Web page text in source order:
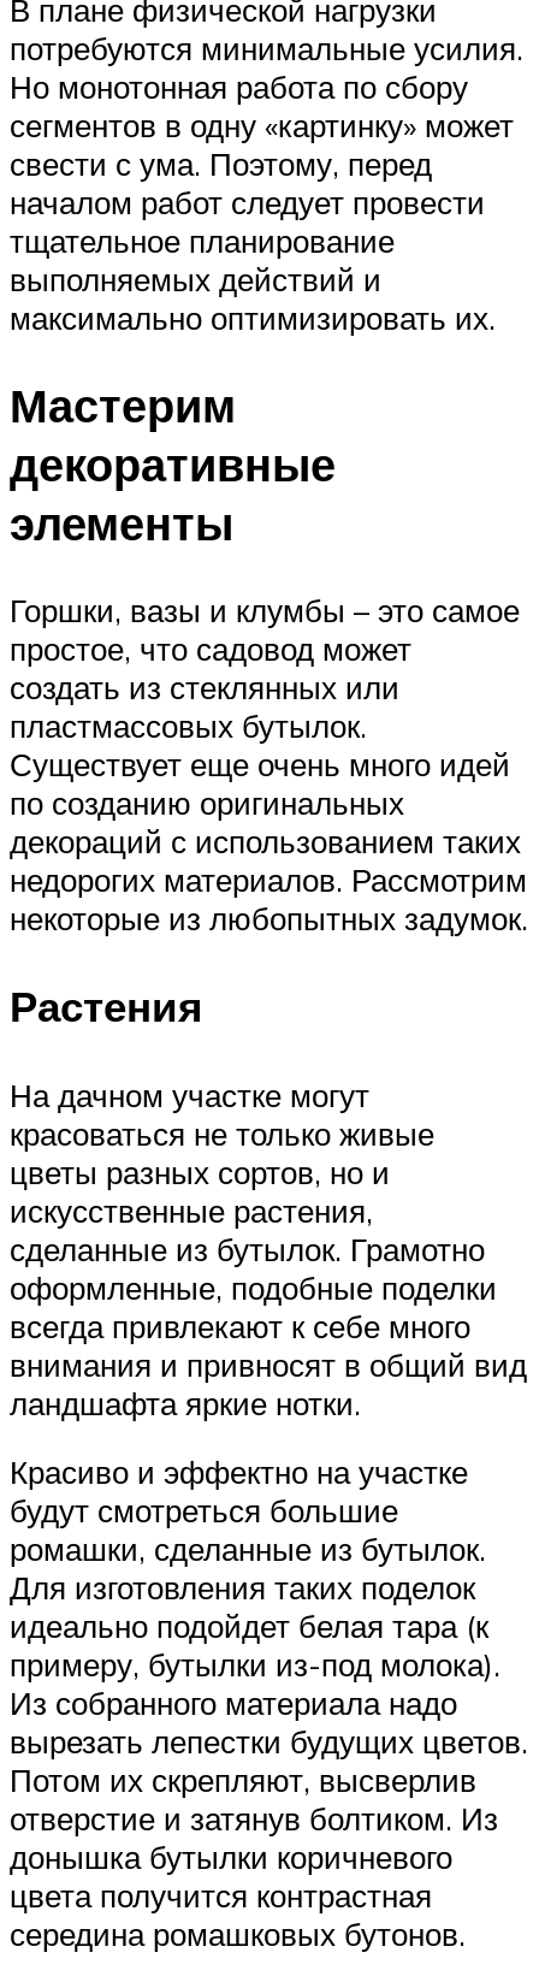
В плане физической нагрузки
потребуются минимальные усилия.
Но монотонная работа по сбору
сегментов в одну «картинку» может
свести с ума. Поэтому, перед
началом работ следует провести
тщательное планирование
выполняемых действий и
максимально оптимизировать их.
Мастерим
декоративные
элементы
Горшки, вазы и клумбы – это самое
простое, что садовод может
создать из стеклянных или
пластмассовых бутылок.
Существует еще очень много идей
по созданию оригинальных
декораций с использованием таких
недорогих материалов. Рассмотрим
некоторые из любопытных задумок.
Растения
На дачном участке могут
красоваться не только живые
цветы разных сортов, но и
искусственные растения,
сделанные из бутылок. Грамотно
оформленные, подобные поделки
всегда привлекают к себе много
внимания и привносят в общий вид
ландшафта яркие нотки.
Красиво и эффектно на участке
будут смотреться большие
ромашки, сделанные из бутылок.
Для изготовления таких поделок
идеально подойдет белая тара (к
примеру, бутылки из-под молока).
Из собранного материала надо
вырезать лепестки будущих цветов.
Потом их скрепляют, высверлив
отверстие и затянув болтиком. Из
донышка бутылки коричневого
цвета получится контрастная
середина ромашковых бутонов.